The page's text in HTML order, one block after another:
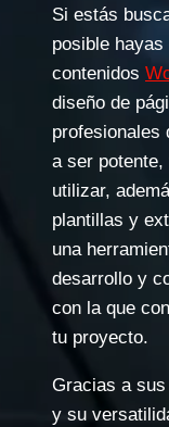
Si estás
posible
contenidos
diseño de
profesionales
a ser
utilizar,
plantillas y
una
desarrollo y
con la que
tu proyecto.
Gracias a
y su